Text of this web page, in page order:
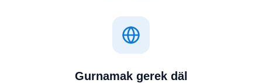
Gurnamak gerek däl